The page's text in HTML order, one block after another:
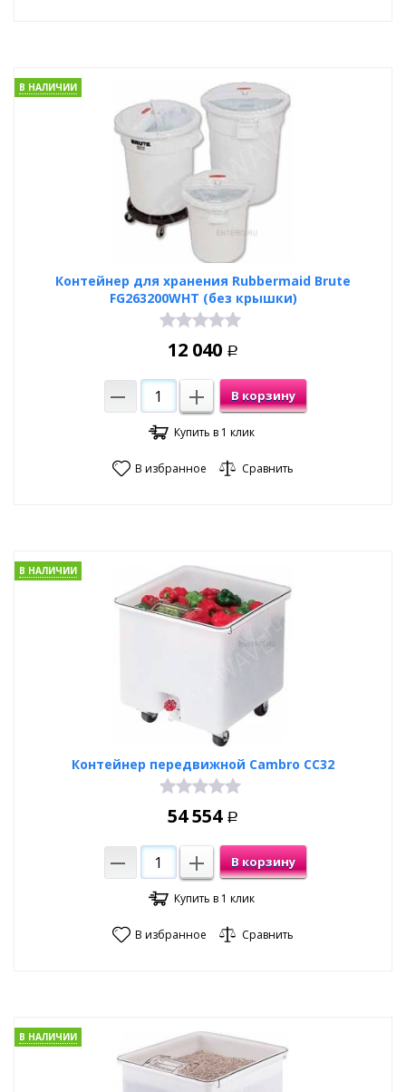
Контейнер для хранения Rubbermaid Brute
FG263200WHT (без крышки)
В НАЛИЧИИ
12 040 Р
В корзину
Купить в 1 клик
В избранное Сравнить
Контейнер передвижной Cambro CC32
В НАЛИЧИИ
54 554 Р
В корзину
Купить в 1 клик
В избранное Сравнить
В НАЛИЧИИ